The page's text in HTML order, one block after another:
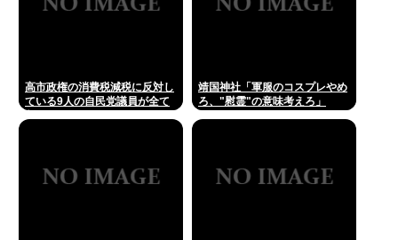
高市政権の消費税減税に反対し
ている9人の自民党議員が全て
靖国神社「軍服のコスプレやめ
ろ、"慰霊"の意味考えろ」